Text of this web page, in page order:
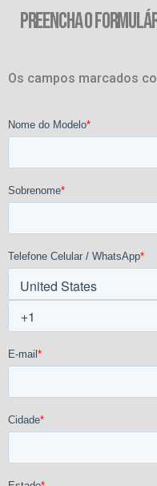
PREENCHA O
Os campos marcados